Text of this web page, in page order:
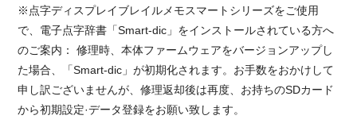
※点字ディスプレイブレイルメモスマートシリーズをご使用
で、電子点字辞書「Smart-dic」をインストールされている方へ
のご案内： 修理時、本体ファームウェアをバージョンアップし
た場合、「Smart-dic」が初期化されます。お手数をおかけして
申し訳ございませんが、修理返却後は再度、お持ちのSDカード
から初期設定·データ登録をお願い致します。